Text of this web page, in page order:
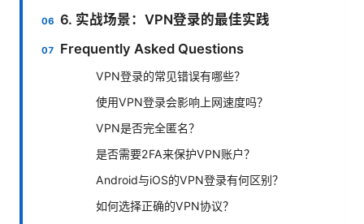
6. 实战场景：VPN登录的最佳实践
Frequently Asked Questions
VPN登录的常见错误有哪些？
使用VPN登录会影响上网速度吗？
VPN是否完全匿名？
是否需要2FA来保护VPN账户？
Android与iOS的VPN登录有何区别？
如何选择正确的VPN协议？